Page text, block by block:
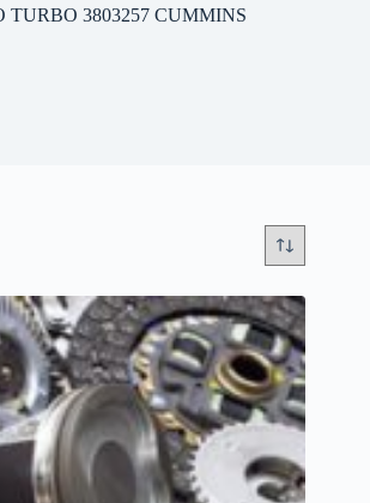
TURBO 3803257 CUMMINS